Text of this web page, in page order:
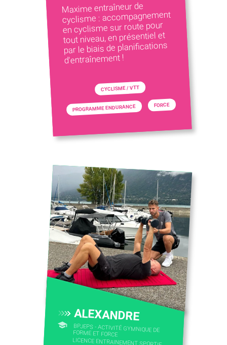
Maxime entraîneur de
cyclisme : accompagnement
en cyclisme sur route pour
tout niveau, en présentiel et
par le biais de planifications
d'entraînement !
CYCLISME / VTT
PROGRAMME ENDURANCE FORCE
ALEXANDRE
BPJEPS - ACTIVITÉ GYMNIQUE DE
FORME ET FORCE
LICENCE ENTRAINEMENT SPORTIF